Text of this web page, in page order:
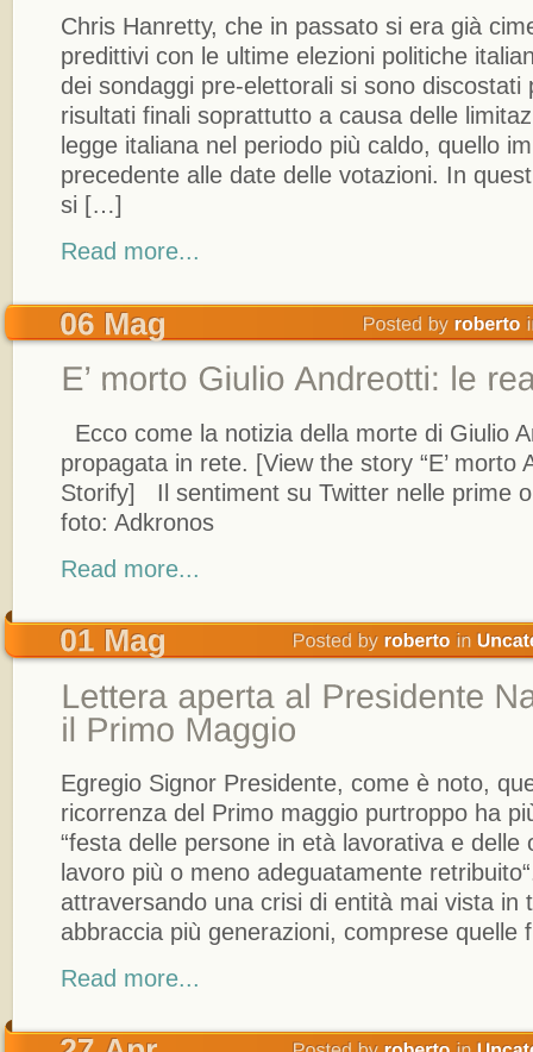
Chris Hanretty, che in passato si era già
predittivi con le ultime elezioni politiche
dei sondaggi pre-elettorali si sono discostati
risultati finali soprattutto a causa delle
legge italiana nel periodo più caldo, quello
precedente alle date delle votazioni. In
si […]
Read more...
Ecco come la notizia della morte di Giulio
propagata in rete. [View the story “E’ morto
Storify] Il sentiment su Twitter nelle prime
foto: Adkronos
Read more...
Egregio Signor Presidente, come è noto,
ricorrenza del Primo maggio purtroppo ha
“festa delle persone in età lavorativa e delle
lavoro più o meno adeguatamente
attraversando una crisi di entità mai vista in
abbraccia più generazioni, comprese
Read more...